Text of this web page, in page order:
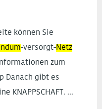
können Sie
-versorgt-Netz
zum
Danach gibt es
KNAPPSCHAFT. ...